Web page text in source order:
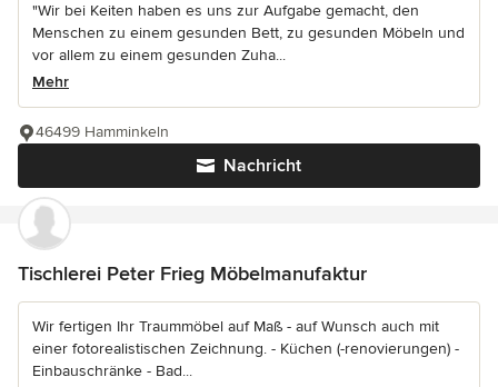
"Wir bei Keiten haben es uns zur Aufgabe gemacht, den
Menschen zu einem gesunden Bett, zu gesunden Möbeln und
vor allem zu einem gesunden Zuha...
Mehr
Nachricht
46499 Hamminkeln
Tischlerei Peter Frieg Möbelmanufaktur
Wir fertigen Ihr Traummöbel auf Maß - auf Wunsch auch mit
einer fotorealistischen Zeichnung. - Küchen (-renovierungen) -
Einbauschränke - Bad...